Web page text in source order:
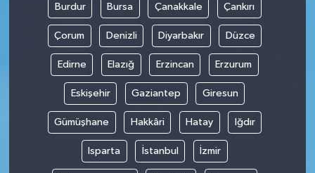
Burdur Bursa Çanakkale Çankırı
Çorum Denizli Diyarbakır Düzce
Edirne Elazığ Erzincan Erzurum
Eskişehir Gaziantep Giresun
Gümüşhane Hakkâri Hatay Iğdır
Isparta İstanbul İzmir